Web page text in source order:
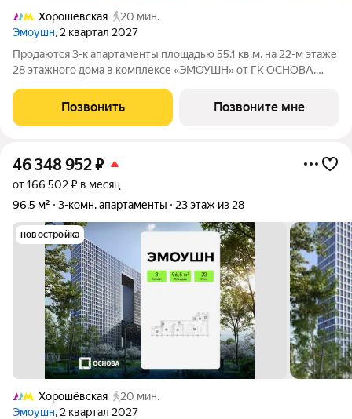
Хорошёвская
20 мин.
Эмоушн, 2 квартал 2027
Продаются 3-к апартаменты площадью 55.1 кв.м. на 22-м этаже
28 этажного дома в комплексе «ЭМОУШН» от ГК ОСНОВА.
бизнес-класса в престижном районе Хорошёво-Мнёвники
(СЗАО), новый выразительный акцент
Позвонить Позвоните мне
46 348 952₽
от 166 502 ₽ в месяц
96,5 м²
3-комн. апартаменты 23 этаж из 28
новостройка
Хорошёвская
20 мин.
Эмоушн, 2 квартал 2027